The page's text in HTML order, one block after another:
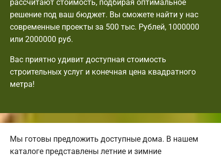
рассчитают стоимость, подбирая оптимальное
решение под ваш бюджет. Вы сможете найти у нас
современные проекты за 500 тыс. Рублей, 1000000
или 2000000 руб.
Вас приятно удивит доступная стоимость
строительных услуг и конечная цена квадратного
метра!
Мы готовы предложить доступные дома. В нашем
каталоге представлены летние и зимние